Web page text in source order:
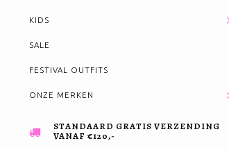
KIDS
SALE
FESTIVAL OUTFITS
ONZE MERKEN
STANDAARD GRATIS VERZENDING
VANAF €120,-